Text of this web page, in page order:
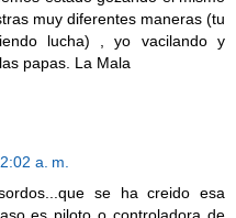
muy diferentes maneras (tu
lucha) , yo vacilando y
papas. La Mala
a. m.
se ha creido esa
es piloto o controladora de